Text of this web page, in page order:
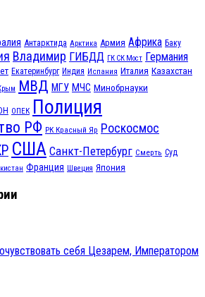
Антарктида Арктика Армия Африка Баку
Владимир ГИБДД ГК СК Мост Германия
Екатеринбург Индия Испания Италия Казахстан
МВД МГУ МЧС Минобрнауки
ОПЕК Полиция
РФ РК Красный Яр Роскосмос
США Санкт-Петербург Смерть Суд
Франция Швеция Япония